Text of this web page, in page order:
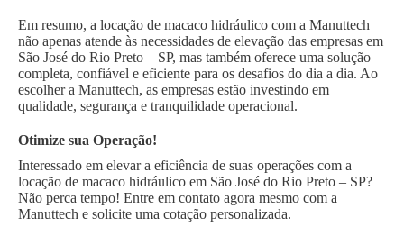
Em resumo, a locação de macaco hidráulico com a Manuttech
não apenas atende às necessidades de elevação das empresas em
São José do Rio Preto – SP, mas também oferece uma solução
completa, confiável e eficiente para os desafios do dia a dia. Ao
escolher a Manuttech, as empresas estão investindo em
qualidade, segurança e tranquilidade operacional.
Otimize sua Operação!
Interessado em elevar a eficiência de suas operações com a
locação de macaco hidráulico em São José do Rio Preto – SP?
Não perca tempo! Entre em contato agora mesmo com a
Manuttech e solicite uma cotação personalizada.